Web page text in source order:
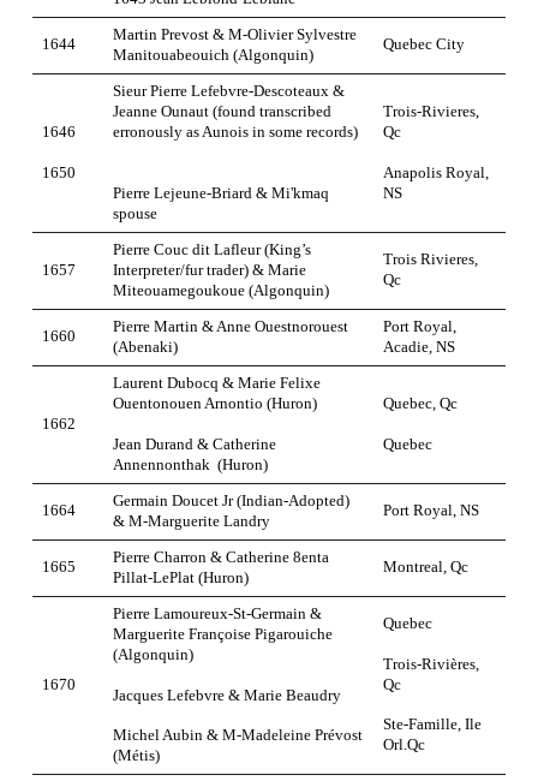
1644
Martin Prevost & M-Olivier Sylvestre
Manitouabeouich (Algonquin)
Quebec City
1646
1650
Sieur Pierre Lefebvre-Descoteaux &
Jeanne Ounaut (found transcribed
erronously as Aunois in some records)
Pierre Lejeune-Briard & Mi'kmaq
spouse
Trois-Rivieres,
Qc
Anapolis Royal,
NS
1657
Pierre Couc dit Lafleur (King’s
Interpreter/fur trader) & Marie
Miteouamegoukoue (Algonquin)
Trois Rivieres,
Qc
1660
Pierre Martin & Anne Ouestnorouest
(Abenaki)
Port Royal,
Acadie, NS
1662
Laurent Dubocq & Marie Felixe
Ouentonouen Arnontio (Huron)
Jean Durand & Catherine
Annennonthak (Huron)
Quebec, Qc
Quebec
1664
Germain Doucet Jr (Indian-Adopted)
& M-Marguerite Landry
Port Royal, NS
1665
Pierre Charron & Catherine 8enta
Pillat-LePlat (Huron)
Montreal, Qc
1670
Pierre Lamoureux-St-Germain &
Marguerite Françoise Pigarouiche
(Algonquin)
Jacques Lefebvre & Marie Beaudry
Michel Aubin & M-Madeleine Prévost
(Métis)
Quebec
Trois-Rivières,
Qc
Ste-Famille, Ile
Orl.Qc